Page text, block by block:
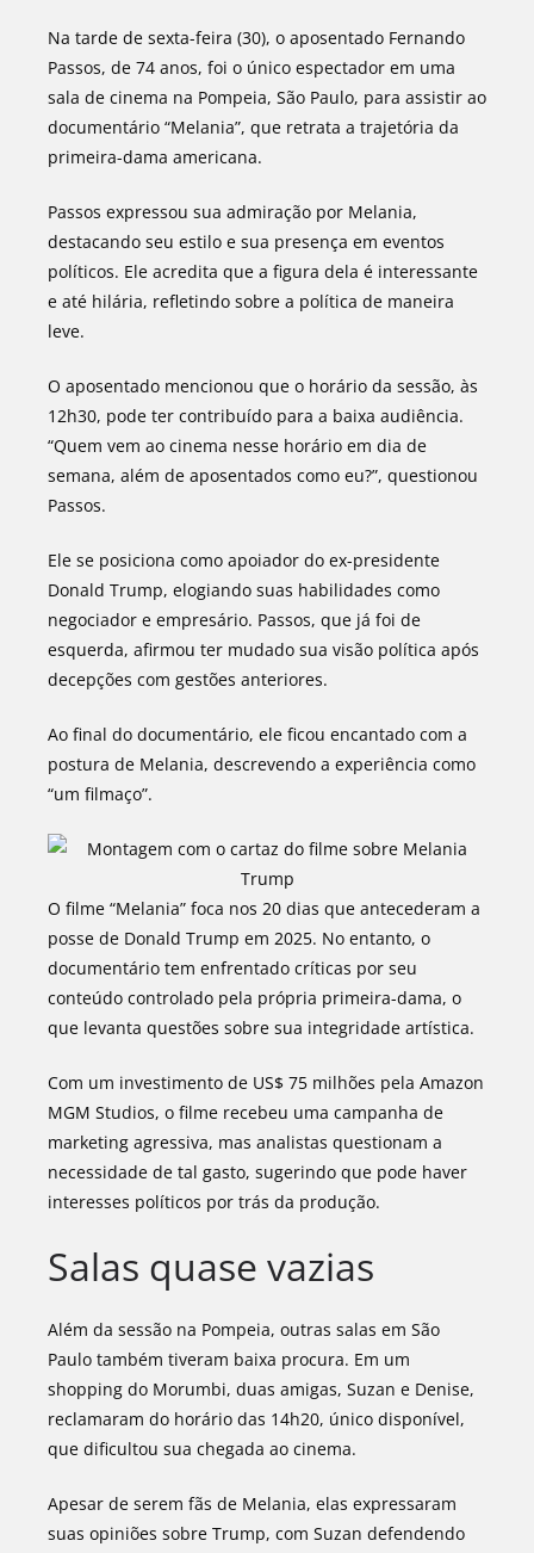
Na tarde de sexta-feira (30), o aposentado Fernando
Passos, de 74 anos, foi o único espectador em uma
sala de cinema na Pompeia, São Paulo, para assistir ao
documentário “Melania”, que retrata a trajetória da
primeira-dama americana.
Passos expressou sua admiração por Melania,
destacando seu estilo e sua presença em eventos
políticos. Ele acredita que a figura dela é interessante
e até hilária, refletindo sobre a política de maneira
leve.
O aposentado mencionou que o horário da sessão, às
12h30, pode ter contribuído para a baixa audiência.
“Quem vem ao cinema nesse horário em dia de
semana, além de aposentados como eu?”, questionou
Passos.
Ele se posiciona como apoiador do ex-presidente
Donald Trump, elogiando suas habilidades como
negociador e empresário. Passos, que já foi de
esquerda, afirmou ter mudado sua visão política após
decepções com gestões anteriores.
Ao final do documentário, ele ficou encantado com a
postura de Melania, descrevendo a experiência como
“um filmaço”.
O filme “Melania” foca nos 20 dias que antecederam a
posse de Donald Trump em 2025. No entanto, o
documentário tem enfrentado críticas por seu
conteúdo controlado pela própria primeira-dama, o
que levanta questões sobre sua integridade artística.
Com um investimento de US$ 75 milhões pela Amazon
MGM Studios, o filme recebeu uma campanha de
marketing agressiva, mas analistas questionam a
necessidade de tal gasto, sugerindo que pode haver
interesses políticos por trás da produção.
Salas quase vazias
Além da sessão na Pompeia, outras salas em São
Paulo também tiveram baixa procura. Em um
shopping do Morumbi, duas amigas, Suzan e Denise,
reclamaram do horário das 14h20, único disponível,
que dificultou sua chegada ao cinema.
Apesar de serem fãs de Melania, elas expressaram
suas opiniões sobre Trump, com Suzan defendendo